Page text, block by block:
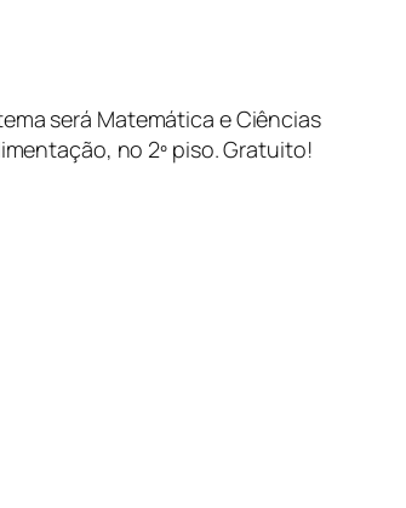
será Matemática e Ciências
no 2º piso. Gratuito!